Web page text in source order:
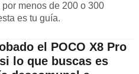
por menos de 200 o 300
es tu guía.
el POCO X8 Pro
lo que buscas es